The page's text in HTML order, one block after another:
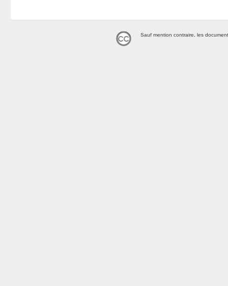
Sauf mention contraire, les